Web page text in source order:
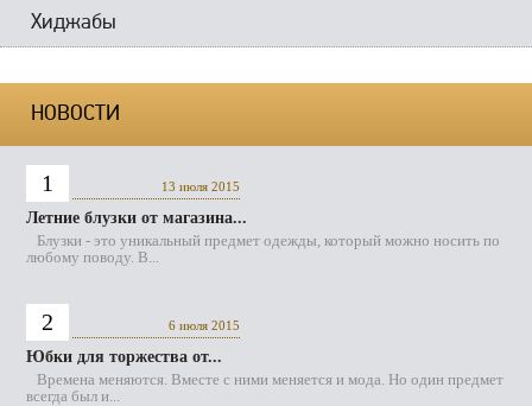
Хиджабы
НОВОСТИ
1 13 июля 2015
Летние блузки от магазина...
Блузки - это уникальный предмет одежды, который можно носить по
любому поводу. В...
2 6 июля 2015
Юбки для торжества от...
Времена меняются. Вместе с ними меняется и мода. Но один предмет
всегда был и...